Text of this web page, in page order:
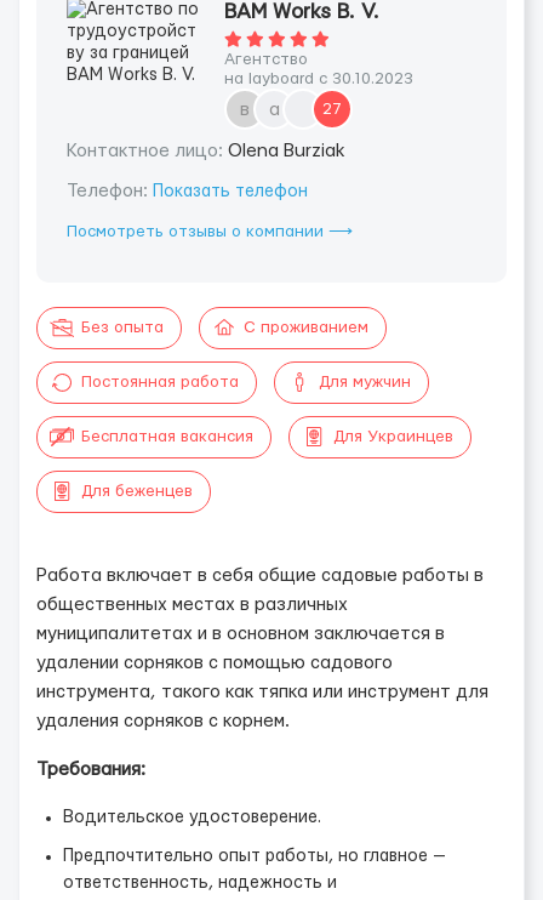
BAM Works B. V.
Агентство
на layboard с 30.10.2023
в а 27
Контактное лицо: Olena Burziak
Телефон: Показать телефон
Посмотреть отзывы о компании ⟶
Без опыта С проживанием
Постоянная работа Для мужчин
Бесплатная вакансия Для Украинцев
Для беженцев
Работа включает в себя общие садовые работы в
общественных местах в различных
муниципалитетах и в основном заключается в
удалении сорняков с помощью садового
инструмента, такого как тяпка или инструмент для
удаления сорняков с корнем.
Требования:
Водительское удостоверение.
Предпочтительно опыт работы, но главное —
ответственность, надежность и